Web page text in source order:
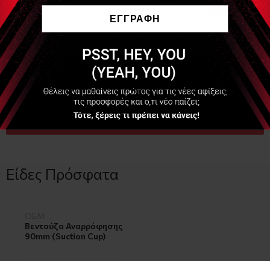
Διαθέσιμο
5,90 €
+18 Πόντοι
ΑΓΟΡΑ
Είδες Πρόσφατα
Βεντούζα Αναρρόφησης
90mm (Suction Cup)
ΕΓΓΡΑΦΗ